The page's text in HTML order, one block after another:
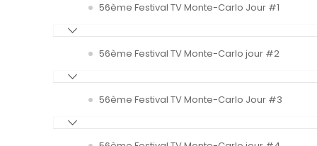
56ème Festival TV Monte-Carlo Jour #1
56ème Festival TV Monte-Carlo jour #2
56ème Festival TV Monte-Carlo Jour #3